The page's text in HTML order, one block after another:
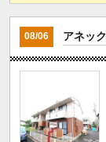
08/06 アネッ